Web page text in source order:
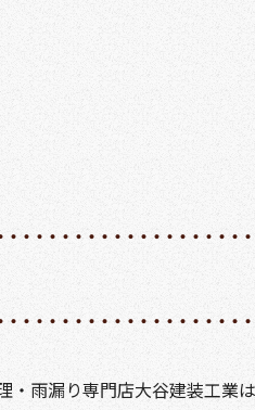
・雨漏り専門店大谷建装工業